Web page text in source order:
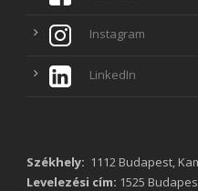
Instagram
LinkedIn
Székhely: 1112 Budapest,
Levelezési cím: 1525